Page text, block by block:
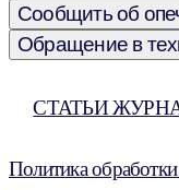
Сообщить об
Обращение в
СТАТЬИ
Политика